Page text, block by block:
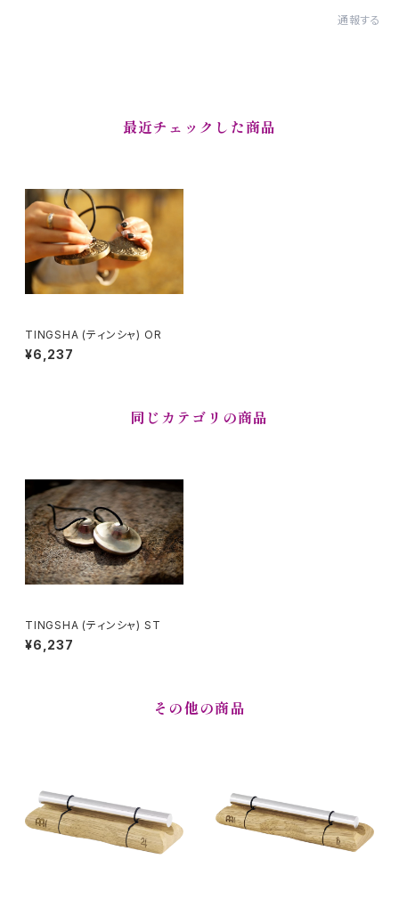
通報する
最近チェックした商品
TINGSHA (ティンシャ) OR
¥6,237
同じカテゴリの商品
TINGSHA (ティンシャ) ST
¥6,237
その他の商品